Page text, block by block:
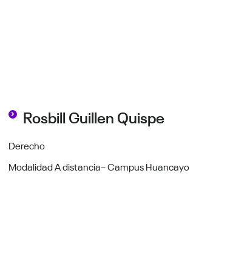
Rosbill Guillen Quispe
Derecho
Modalidad A distancia– Campus Huancayo